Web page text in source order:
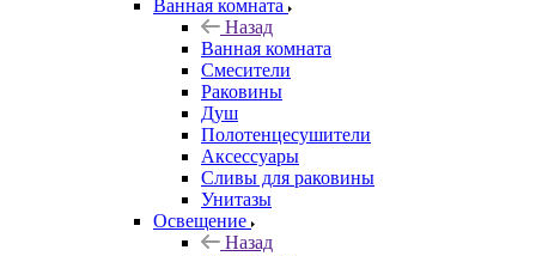
Ванная комната
Назад
Ванная комната
Смесители
Раковины
Душ
Полотенцесушители
Аксессуары
Сливы для раковины
Унитазы
Освещение
Назад